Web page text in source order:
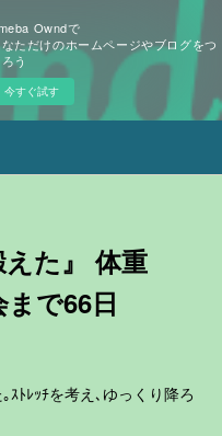
Owndで
ただけのホームページやブログをつ
う
今すぐ試す
た』 体重
まで66日
ｽﾄﾚｯﾁを考え､ゆっくり降ろ